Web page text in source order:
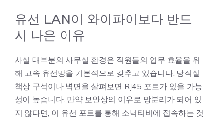
유선 LAN이 와이파이보다 반드
시 나은 이유
사실 대부분의 사무실 환경은 직원들의 업무 효율을 위
해 고속 유선망을 기본적으로 갖추고 있습니다. 당직실
책상 구석이나 벽면을 살펴보면 RJ45 포트가 있을 가능
성이 높습니다. 만약 보안상의 이유로 망분리가 되어 있
지 않다면, 이 유선 포트를 통해 소닉티비에 접속하는 것